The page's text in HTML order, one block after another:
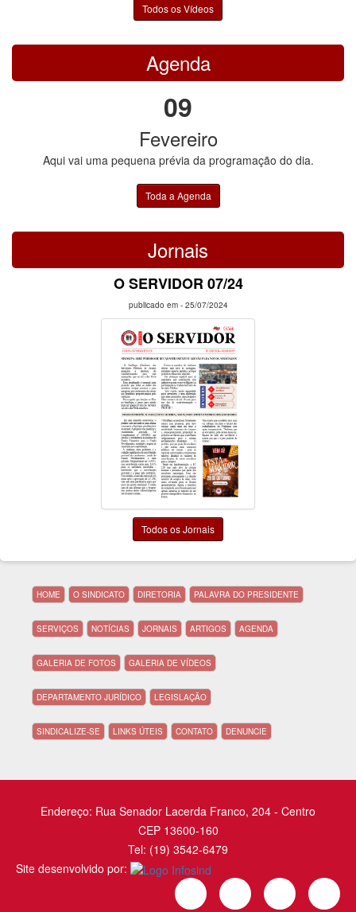
Todos os Vídeos
Agenda
09
Fevereiro
Aqui vai uma pequena prévia da programação do dia.
Toda a Agenda
Jornais
O SERVIDOR 07/24
publicado em - 25/07/2024
Todos os Jornais
HOME O SINDICATO DIRETORIA PALAVRA DO PRESIDENTE
SERVIÇOS NOTÍCIAS JORNAIS ARTIGOS AGENDA
GALERIA DE FOTOS GALERIA DE VÍDEOS
DEPARTAMENTO JURÍDICO LEGISLAÇÃO
SINDICALIZE-SE LINKS ÚTEIS CONTATO DENUNCIE
Endereço: Rua Senador Lacerda Franco, 204 - Centro
CEP 13600-160
Tel: (19) 3542-6479
Site desenvolvido por: